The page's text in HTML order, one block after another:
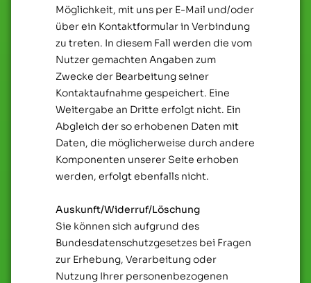
Möglichkeit, mit uns per E-Mail und/oder
über ein Kontaktformular in Verbindung
zu treten. In diesem Fall werden die vom
Nutzer gemachten Angaben zum
Zwecke der Bearbeitung seiner
Kontaktaufnahme gespeichert. Eine
Weitergabe an Dritte erfolgt nicht. Ein
Abgleich der so erhobenen Daten mit
Daten, die möglicherweise durch andere
Komponenten unserer Seite erhoben
werden, erfolgt ebenfalls nicht.
Auskunft/Widerruf/Löschung
Sie können sich aufgrund des
Bundesdatenschutzgesetzes bei Fragen
zur Erhebung, Verarbeitung oder
Nutzung Ihrer personenbezogenen